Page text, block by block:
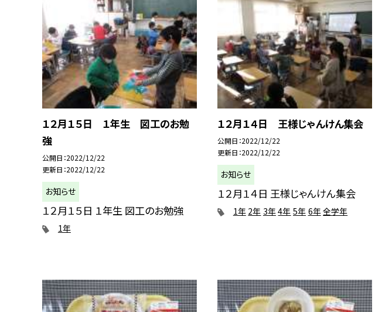
１２月１５日 １年生 図工のお勉
強
公開日 2022/12/22
更新日 2022/12/22
お知らせ
１２月１５日 １年生 図工のお勉強
1年
１２月１４日 王様じゃんけん集会
公開日 2022/12/22
更新日 2022/12/22
お知らせ
１２月１４日 王様じゃんけん集会
1年 2年 3年4年 5年 6年全学年